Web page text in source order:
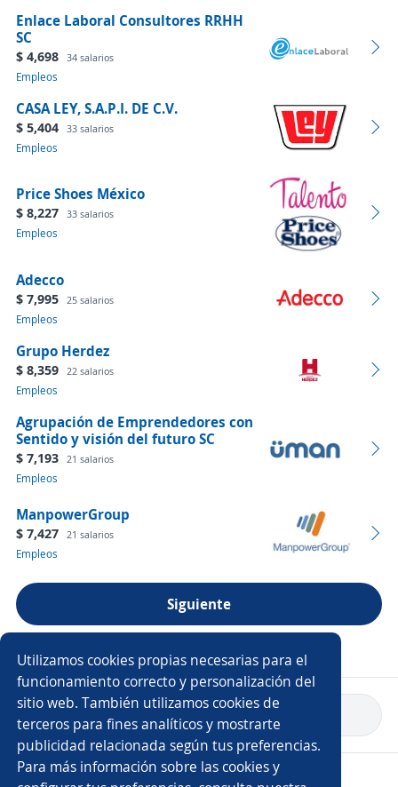
Utilizamos cookies propias necesarias para el
funcionamiento correcto y personalización del
sitio web. También utilizamos cookies de
terceros para fines analíticos y mostrarte
publicidad relacionada según tus preferencias.
Para más información sobre las cookies y
Enlace Laboral Consultores RRHH
SC
$ 4,698 34 salarios
Empleos
CASA LEY, S.A.P.I. DE C.V.
$ 5,404 33 salarios
Empleos
Price Shoes México
$ 8,227 33 salarios
Empleos
Adecco
$ 7,995 25 salarios
Empleos
Grupo Herdez
$ 8,359 22 salarios
Empleos
Agrupación de Emprendedores con
Sentido y visión del futuro SC
$ 7,193 21 salarios
Empleos
ManpowerGroup
$ 7,427 21 salarios
Empleos
Siguiente
Ver más empresas
Volver a inicio
Copyright 2014 - 2026 DGNET LTD.